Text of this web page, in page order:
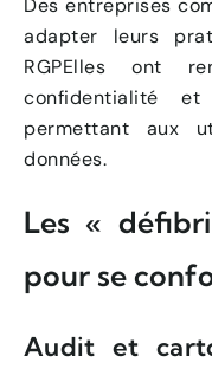
Des entreprises
adapter leurs
RGPElles ont
confidentialité
permettant aux
données.
Les «
pour se
Audit et